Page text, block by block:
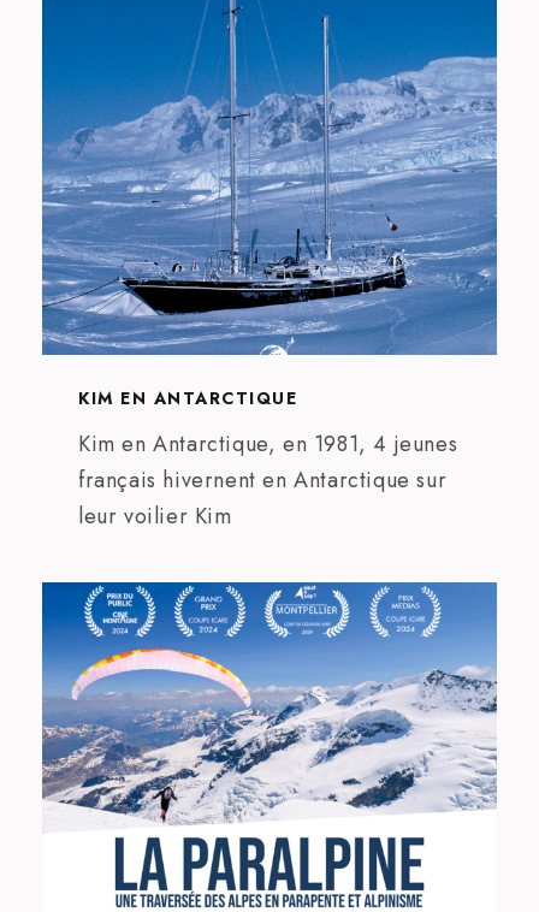
Kim en Antarctique
KIM EN ANTARCTIQUE
Kim en Antarctique, en 1981, 4 jeunes
français hivernent en Antarctique sur
leur voilier Kim
La paralpine